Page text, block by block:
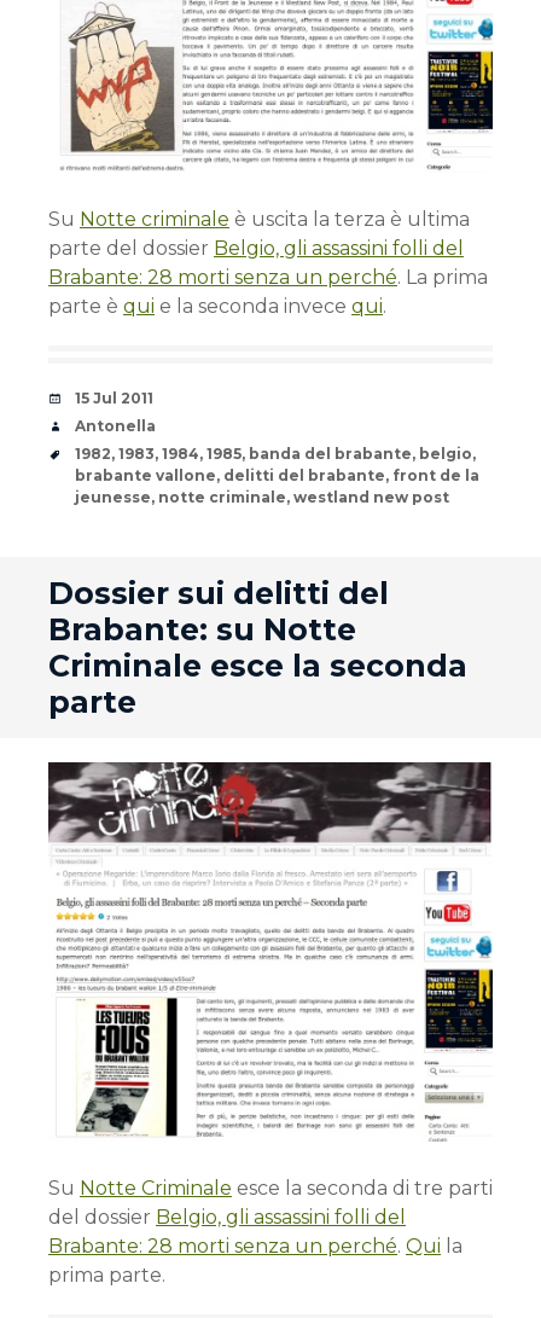
Su Notte criminale è uscita la terza è ultima
parte del dossier Belgio, gli assassini folli del
Brabante: 28 morti senza un perché. La prima
parte è qui e la seconda invece qui.
Date
15 Jul 2011
Author
Antonella
Tags
1982, 1983, 1984, 1985, banda del brabante, belgio,
brabante vallone, delitti del brabante, front de la
jeunesse, notte criminale, westland new post
Dossier sui delitti del
Brabante: su Notte
Criminale esce la seconda
parte
Su Notte Criminale esce la seconda di tre parti
del dossier Belgio, gli assassini folli del
Brabante: 28 morti senza un perché. Qui la
prima parte.